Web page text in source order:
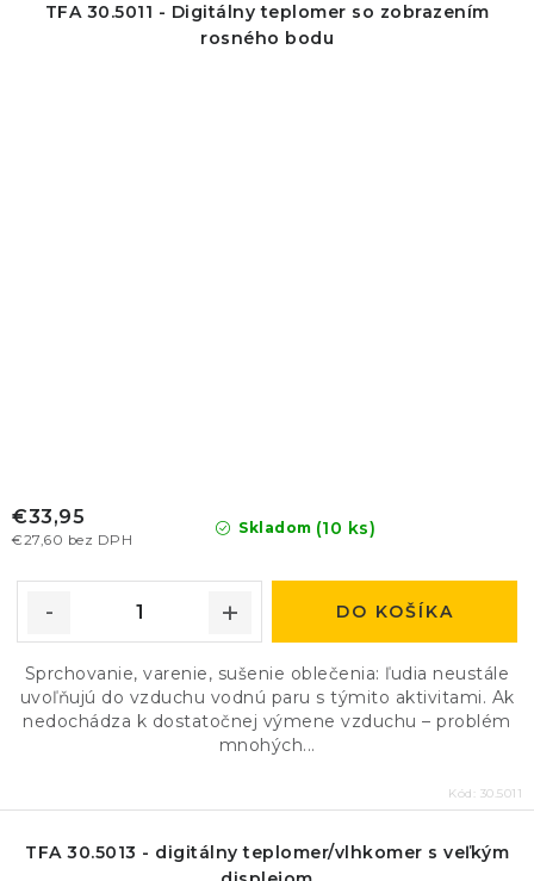
TFA 30.5011 - Digitálny teplomer so zobrazením
rosného bodu
Skladom (10 ks)
€27,60 bez DPH
€33,95
DO KOŠÍKA
Sprchovanie, varenie, sušenie oblečenia: ľudia neustále
uvoľňujú do vzduchu vodnú paru s týmito aktivitami. Ak
nedochádza k dostatočnej výmene vzduchu – problém
mnohých...
Kód: 30.5011
TFA 30.5013 - digitálny teplomer/vlhkomer s veľkým